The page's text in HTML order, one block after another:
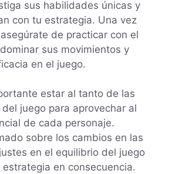
sus habilidades únicas y
con tu estrategia. Una vez
de practicar con el
sus movimientos y
en el juego.
estar al tanto de las
juego para aprovechar al
de cada personaje.
sobre los cambios en las
en el equilibrio del juego
en consecuencia.